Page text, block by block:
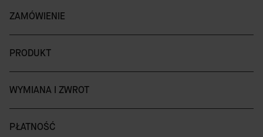
ZAMÓWIENIE
PRODUKT
WYMIANA I ZWROT
PŁATNOŚĆ